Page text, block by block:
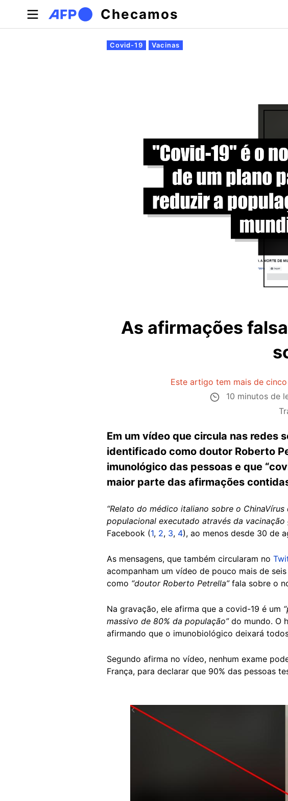
Pular para o conteúdo principal
Checamos
Abas primárias
Covid-19 Vacinas
As afirmações
Este artigo tem mais de cinco
10 minutos de
Em um vídeo que circula nas redes
identificado como doutor Roberto
imunológico das pessoas e que
maior parte das afirmações
“Relato do médico italiano sobre o
populacional executado através da vacinação
Facebook (1, 2, 3, 4), ao menos desde 30 de
As mensagens, que também circularam no
acompanham um vídeo de pouco mais de
como “doutor Roberto Petrella” fala sobre o
Na gravação, ele afirma que a covid-19 é um
massivo de 80% da população” do mundo. O
afirmando que o imunobiológico deixará
Segundo afirma no vídeo, nenhum exame
França, para declarar que 90% das pessoas
Image